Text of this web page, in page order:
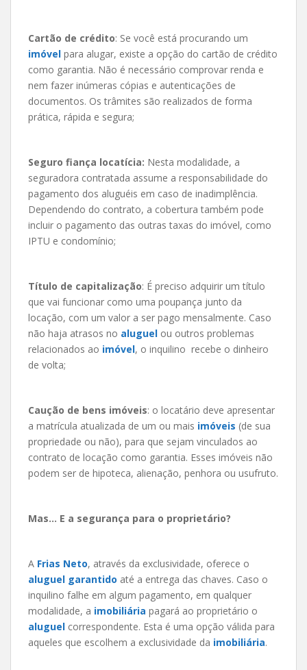
Cartão de crédito: Se você está procurando um
imóvel para alugar, existe a opção do cartão de crédito
como garantia. Não é necessário comprovar renda e
nem fazer inúmeras cópias e autenticações de
documentos. Os trâmites são realizados de forma
prática, rápida e segura;
Seguro fiança locatícia: Nesta modalidade, a
seguradora contratada assume a responsabilidade do
pagamento dos aluguéis em caso de inadimplência.
Dependendo do contrato, a cobertura também pode
incluir o pagamento das outras taxas do imóvel, como
IPTU e condomínio;
Título de capitalização: É preciso adquirir um título
que vai funcionar como uma poupança junto da
locação, com um valor a ser pago mensalmente. Caso
não haja atrasos no aluguel ou outros problemas
relacionados ao imóvel, o inquilino recebe o dinheiro
de volta;
Caução de bens imóveis: o locatário deve apresentar
a matrícula atualizada de um ou mais imóveis (de sua
propriedade ou não), para que sejam vinculados ao
contrato de locação como garantia. Esses imóveis não
podem ser de hipoteca, alienação, penhora ou usufruto.
Mas… E a segurança para o proprietário?
A Frias Neto, através da exclusividade, oferece o
aluguel garantido até a entrega das chaves. Caso o
inquilino falhe em algum pagamento, em qualquer
modalidade, a imobiliária pagará ao proprietário o
aluguel correspondente. Esta é uma opção válida para
aqueles que escolhem a exclusividade da imobiliária.